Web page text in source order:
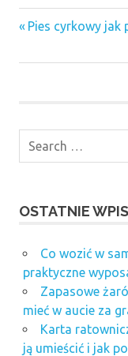
suplementy
Nawigacja
wpisu
Previous
Pies cyrkowy jak
OSTATNIE
Co wozić w
praktyczne
Zapasowe
mieć w aucie za
Karta
ją umieścić i jak